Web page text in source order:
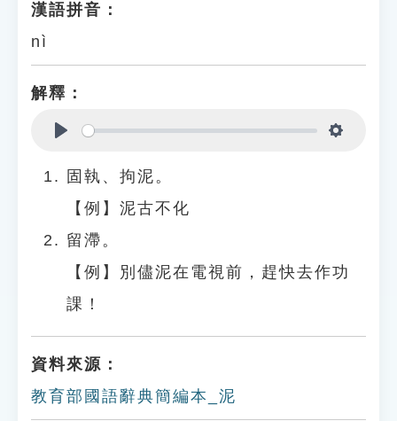
漢語拼音：
nì
解釋：
固執、拘泥。
【例】泥古不化
留滯。
【例】別儘泥在電視前，趕快去作功
課！
資料來源：
教育部國語辭典簡編本_泥